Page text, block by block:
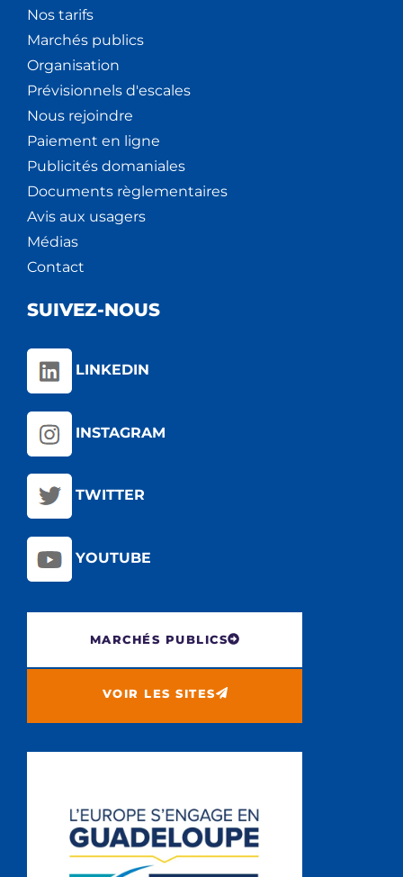
Nos tarifs
Marchés publics
Organisation
Prévisionnels d'escales
Nous rejoindre
Paiement en ligne
Publicités domaniales
Documents règlementaires
Avis aux usagers
Médias
Contact
SUIVEZ-NOUS
LINKEDIN
INSTAGRAM
TWITTER
YOUTUBE
MARCHÉS PUBLICS
VOIR LES SITES